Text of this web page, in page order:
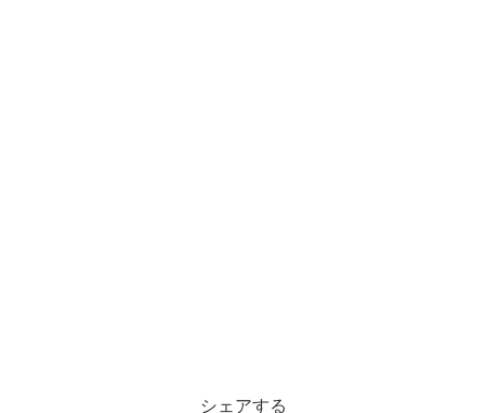
シェアする